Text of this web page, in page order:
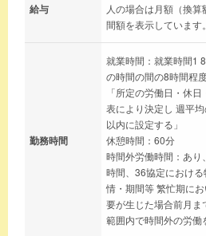
給与
人の場合は月額（換
間額を表示しています。
勤務時間
就業時間：就業時間1
の時間の間の8時間程
「所定の労働日・休
表により決定し 週平
以内に設定する」
休憩時間：60分
時間外労働時間：あ
時間、36協定におけ
情・期間等 繁忙期に
要が生じた場合前月
範囲内で時間外の労働